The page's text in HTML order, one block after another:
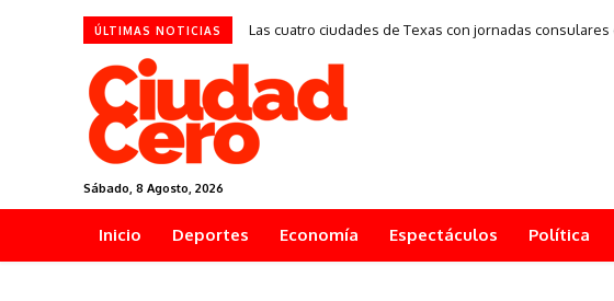
ÚLTIMAS NOTICIAS Independiente levantó la inhibición de la FIFA y podrá
Sábado, 8 Agosto, 2026
Inicio Deportes Economía Espectáculos Política